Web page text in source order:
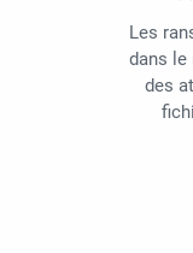
Les
dans le
des